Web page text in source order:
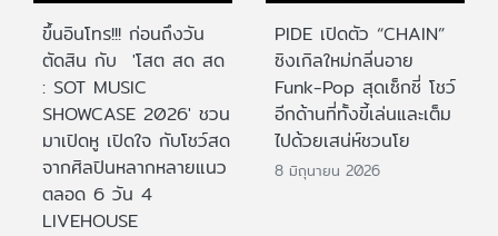
ขึ้นอินโทร!!! ก่อนถึงวัน
ตัดสิน กับ 'โสต สด สด
: SOT MUSIC
SHOWCASE 2026' ชวน
มาเปิดหู เปิดใจ กับโชว์สด
จากศิลปินหลากหลายแนว
ตลอด 6 วัน 4
LIVEHOUSE
PIDE เปิดตัว “CHAIN”
ซิงเกิลใหม่กลิ่นอาย
Funk-Pop สุดเซ็กซี่ โชว์
อีกด้านที่ทั้งขี้เล่นและเต็ม
ไปด้วยเสน่ห์ชวนโย
8 มิถุนายน 2026